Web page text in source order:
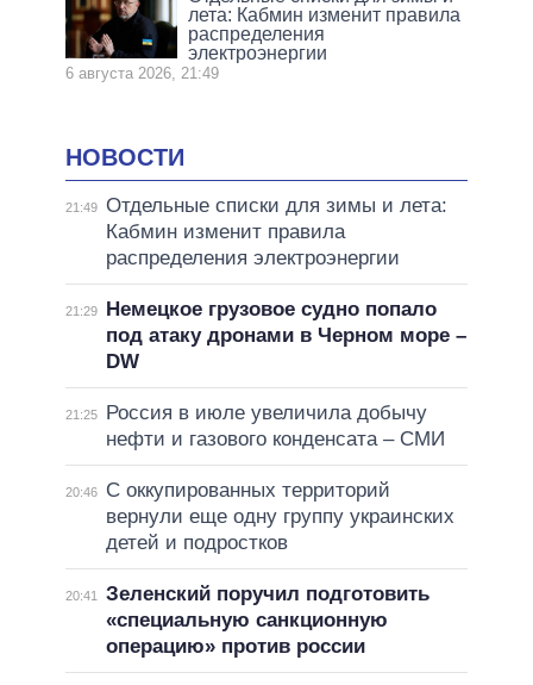
лета: Кабмин изменит правила
распределения
электроэнергии
6 августа 2026, 21:49
НОВОСТИ
21:49 Отдельные списки для зимы и лета:
Кабмин изменит правила
распределения электроэнергии
21:29
Немецкое грузовое судно попало
под атаку дронами в Черном море –
DW
21:25
Россия в июле увеличила добычу
нефти и газового конденсата – СМИ
20:46
С оккупированных территорий
вернули еще одну группу украинских
детей и подростков
20:41
Зеленский поручил подготовить
«специальную санкционную
операцию» против россии